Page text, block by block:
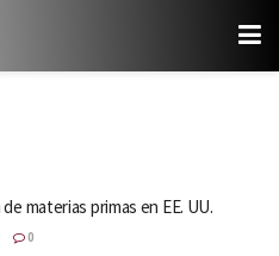
materias primas en EE. UU.
0